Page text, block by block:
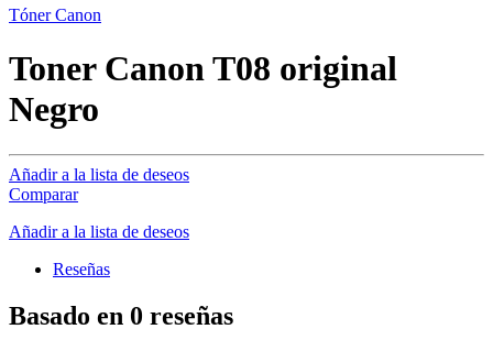
Tóner Canon
Toner Canon T08 original
Negro
Añadir a la lista de deseos
Comparar
Añadir a la lista de deseos
Reseñas
Basado en 0 reseñas